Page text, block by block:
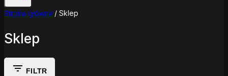
Strona główna / Sklep
Sklep
FILTR